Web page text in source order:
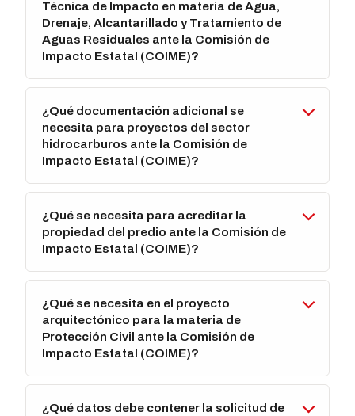
Técnica de Impacto en materia de Agua,
Drenaje, Alcantarillado y Tratamiento de
Aguas Residuales ante la Comisión de
Impacto Estatal (COIME)?
¿Qué documentación adicional se
necesita para proyectos del sector
hidrocarburos ante la Comisión de
Impacto Estatal (COIME)?
¿Qué se necesita para acreditar la
propiedad del predio ante la Comisión de
Impacto Estatal (COIME)?
¿Qué se necesita en el proyecto
arquitectónico para la materia de
Protección Civil ante la Comisión de
Impacto Estatal (COIME)?
¿Qué datos debe contener la solicitud de